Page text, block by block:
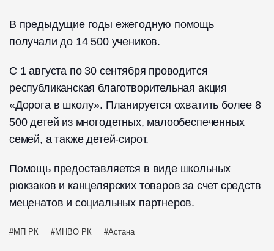
В предыдущие годы ежегодную помощь
получали до 14 500 учеников.
С 1 августа по 30 сентября проводится
республиканская благотворительная акция
«Дорога в школу». Планируется охватить более 8
500 детей из многодетных, малообеспеченных
семей, а также детей-сирот.
Помощь предоставляется в виде школьных
рюкзаков и канцелярских товаров за счет средств
меценатов и социальных партнеров.
МП РК МНВО РК Астана